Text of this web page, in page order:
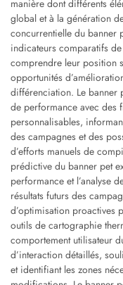
manière dont différents
global et à la génération
concurrentielle du banner
indicateurs comparatifs
comprendre leur position
opportunités
différenciation. Le banner
de performance avec des
personnalisables,
des campagnes et des
d’efforts manuels de
prédictive du banner pet
performance et l’analyse
résultats futurs des
d’optimisation proactives
outils de cartographie
comportement utilisateur
d’interaction détaillés,
et identifiant les zones